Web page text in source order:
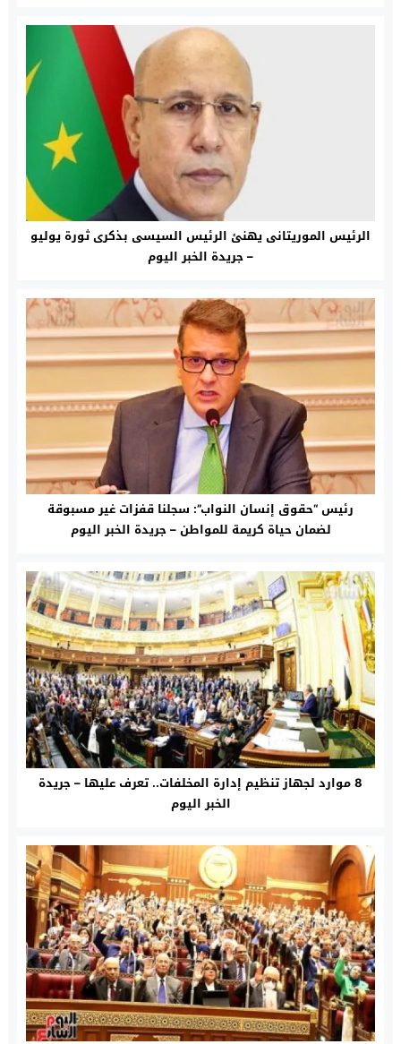
الرئيس الموريتانى يهنئ الرئيس السيسى بذكرى ثورة يوليو
– جريدة الخبر اليوم
رئيس “حقوق إنسان النواب”: سجلنا قفزات غير مسبوقة
لضمان حياة كريمة للمواطن – جريدة الخبر اليوم
8 موارد لجهاز تنظيم إدارة المخلفات.. تعرف عليها – جريدة
الخبر اليوم